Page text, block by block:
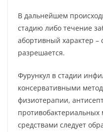
В дальнейшем
стадию либо течение
абортивный характер –
разрешается.
Фурункул в стадии
консервативными
физиотерапии,
средствами следует